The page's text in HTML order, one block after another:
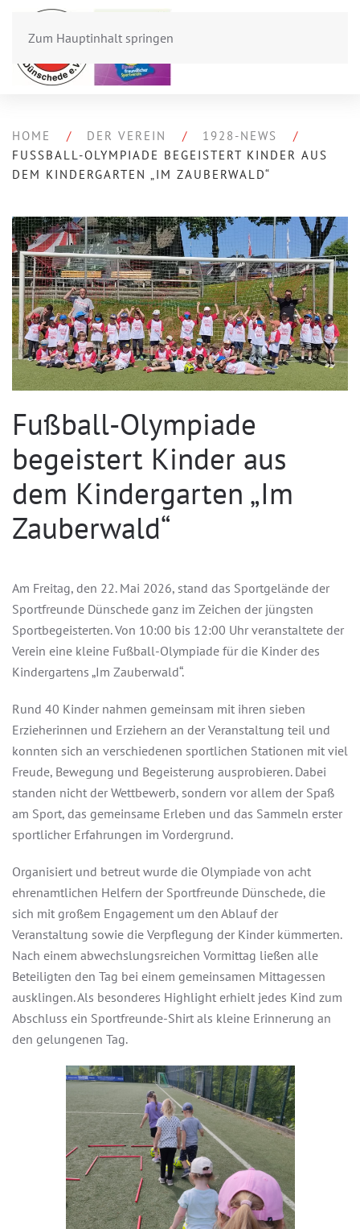
Zum Hauptinhalt springen
HOME DER VEREIN
1928-NEWS
FUSSBALL-OLYMPIADE BEGEISTERT KINDER AUS D
EM KINDERGARTEN „IM ZAUBERWALD“
Fußball-Olympiade
begeistert Kinder aus
dem Kindergarten „Im
Zauberwald“
Am Freitag, den 22. Mai 2026, stand das Sportgelände der
Sportfreunde Dünschede ganz im Zeichen der jüngsten
Sportbegeisterten. Von 10:00 bis 12:00 Uhr veranstaltete der
Verein eine kleine Fußball-Olympiade für die Kinder des
Kindergartens „Im Zauberwald“.
Rund 40 Kinder nahmen gemeinsam mit ihren sieben
Erzieherinnen und Erziehern an der Veranstaltung teil und
konnten sich an verschiedenen sportlichen Stationen mit viel
Freude, Bewegung und Begeisterung ausprobieren. Dabei
standen nicht der Wettbewerb, sondern vor allem der Spaß
am Sport, das gemeinsame Erleben und das Sammeln erster
sportlicher Erfahrungen im Vordergrund.
Organisiert und betreut wurde die Olympiade von acht
ehrenamtlichen Helfern der Sportfreunde Dünschede, die
sich mit großem Engagement um den Ablauf der
Veranstaltung sowie die Verpflegung der Kinder kümmerten.
Nach einem abwechslungsreichen Vormittag ließen alle
Beteiligten den Tag bei einem gemeinsamen Mittagessen
ausklingen. Als besonderes Highlight erhielt jedes Kind zum
Abschluss ein Sportfreunde-Shirt als kleine Erinnerung an
den gelungenen Tag.